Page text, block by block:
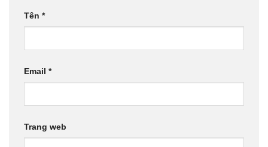
Tên *
Email *
Trang web